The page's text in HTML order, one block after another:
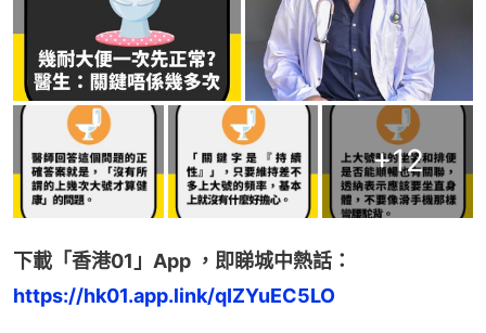
+12
下載「香港01」App ，即睇城中熱話：
https://hk01.app.link/qIZYuEC5LO